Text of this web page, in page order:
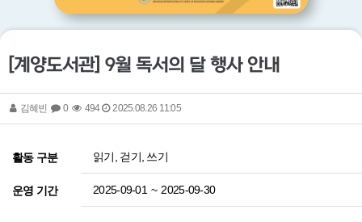
[계양도서관] 9월 독서의 달 행사 안내
김혜빈 0 494 2025.08.26 11:05
활동 구분 읽기, 걷기, 쓰기
운영 기간 2025-09-01 ~ 2025-09-30